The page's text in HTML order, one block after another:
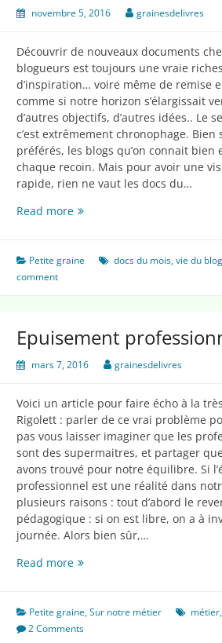
novembre 5, 2016 grainesdelivres
Découvrir de nouveaux documents
blogueurs est toujours une vraie
d’inspiration… voire même de remise
comme si notre horizon s’élargissait
d’autres objectifs, d’autres idées.. Le
c’est extrêmement chronophage. Bien
préférés, les blogs qu’on connait bien
chaque recoin. Mais pour avoir une
rapide, rien ne vaut les docs du…
Read moreEn
docs
mois…
Petite graine docs du mois,vie du blog
comment
Epuisement
mars 7, 2016 grainesdelivres
Voici un article pour faire écho à la
Rigolett : parler de ce vrai problème
pas vous laisser imaginer que les
sont des supermaitres, et partager
avons trouvé pour notre équilibre. Si
professionnel est une réalité dans
plusieurs raisons : tout d’abord le
pédagogique : si on est libre, on a à
journée. Alors bien sûr,…
Read moreEpuisement
Petite graine,Sur notre métier métier,
2 Comments